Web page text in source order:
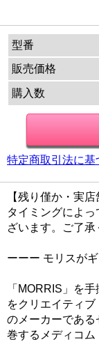
型番
販売価格
購入数
特定商取引法に
【残り僅か・実
タイミングによ
ざいます。ご了承
ーーー モリスが
「MORRIS」を
をクリエイティブ
のメーカーであ
巻するメディコム